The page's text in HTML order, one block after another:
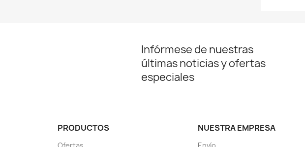
Infórmese de nuestras
últimas noticias y ofertas
especiales
PRODUCTOS NUESTRA EMPRESA